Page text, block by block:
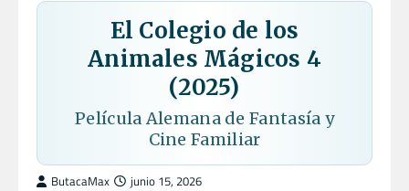
El Colegio de los
Animales Mágicos 4
(2025)
Película Alemana de Fantasía y
Cine Familiar
ButacaMax junio 15, 2026